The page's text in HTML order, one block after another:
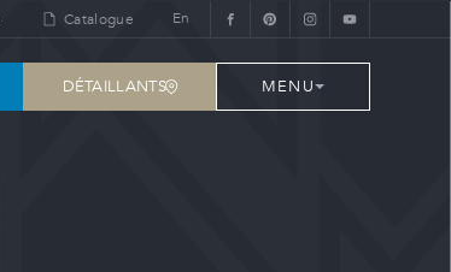
Catalogue En
DÉTAILLANTS MENU